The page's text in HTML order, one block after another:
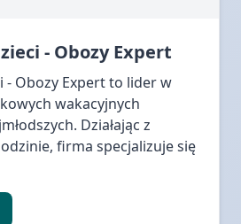
- Obozy Expert
- Obozy Expert to lider w
wakacyjnych
Działając z
firma specjalizuje się